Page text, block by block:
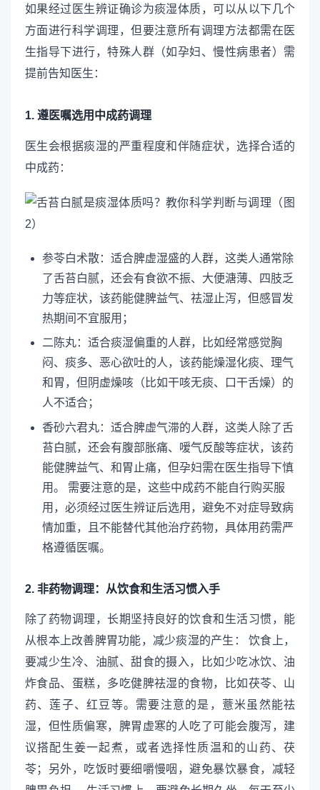
如果经过医生辨证确诊为痰湿体质，可以从以下几个
方面进行科学调理，但要注意所有调理方法都需在医
生指导下进行，特殊人群（如孕妇、慢性病患者）需
提前告知医生：
1. 遵医嘱选用中成药调理
医生会根据痰湿的严重程度和伴随症状，选择合适的
中成药：
参苓白术散：适合脾虚湿盛的人群，这类人通常除
了舌苔白腻，还会有食欲不振、大便溏薄、四肢乏
力等症状，该药能健脾益气、祛湿止泻，但感冒发
热期间不宜服用；
二陈丸：适合痰湿偏重的人群，比如经常感觉胸
闷、痰多、恶心欲吐的人，该药能燥湿化痰、理气
和胃，但阴虚燥咳（比如干咳无痰、口干舌燥）的
人不适合；
香砂六君丸：适合脾虚气滞的人群，这类人除了舌
苔白腻，还会有腹部胀痛、嗳气反酸等症状，该药
能健脾益气、和胃止痛，但孕妇需在医生指导下慎
用。 需要注意的是，这些中成药不能自行购买服
用，必须经过医生辨证后选用，避免不对症导致病
情加重，且不能替代其他治疗药物，具体用药需严
格遵循医嘱。
2. 非药物调理：从饮食和生活习惯入手
除了药物调理，长期坚持良好的饮食和生活习惯，能
从根本上改善脾胃功能，减少痰湿的产生： 饮食上，
要减少生冷、油腻、甜食的摄入，比如少吃冰饮、油
炸食品、蛋糕，多吃健脾祛湿的食物，比如茯苓、山
药、莲子、红豆等。需要注意的是，薏米虽然能祛
湿，但性质偏寒，脾胃虚寒的人吃了可能会腹泻，建
议搭配生姜一起煮，或者选择性质温和的山药、茯
苓；另外，吃饭时要细嚼慢咽，避免暴饮暴食，减轻